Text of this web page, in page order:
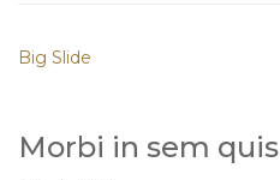
Big Slide
Morbi in sem